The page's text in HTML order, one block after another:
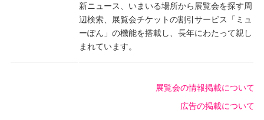
新ニュース、いまいる場所から展覧会を探す周
辺検索、展覧会チケットの割引サービス「ミュ
ーぽん」の機能を搭載し、長年にわたって親し
まれています。
展覧会の情報掲載について
広告の掲載について